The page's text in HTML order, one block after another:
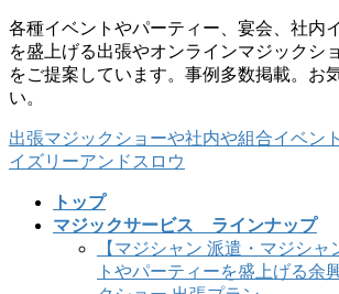
コ
ン
テ
ン
に
移
ナ
ビ
ゲ
ー
ョ
ン
各種イベントやパーティー、宴会、社内
を盛上げる出張やオンラインマジックシ
をご提案しています。事例多数掲載。お
い。
出張マジックショーや社内や組合イベン
イズリーアンドスロウ
トップ
マジックサービス ラインナップ
【マジシャン 派遣・マジシ
トやパーティーを盛上げる